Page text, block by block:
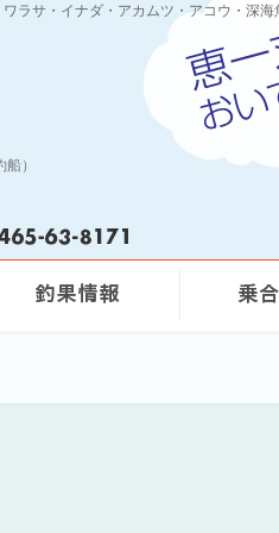
ラサ・イナダ・アカムツ・アコウ・深
）